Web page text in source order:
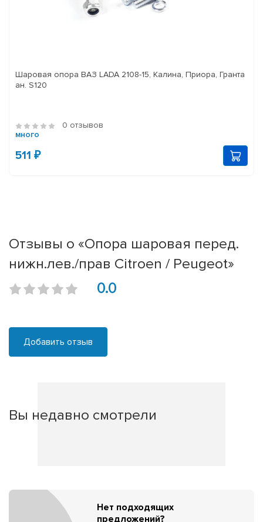
Шаровая опора ВАЗ LADA 2108-15, Калина, Приора, Гранта
ан. S120
0 отзывов
много
511 ₽
Отзывы о «Опора шаровая перед.
нижн.лев./прав Citroen / Peugeot»
0.0
Добавить отзыв
Вы недавно смотрели
Нет подходящих
предложений?